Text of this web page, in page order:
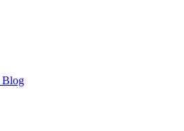
Blog